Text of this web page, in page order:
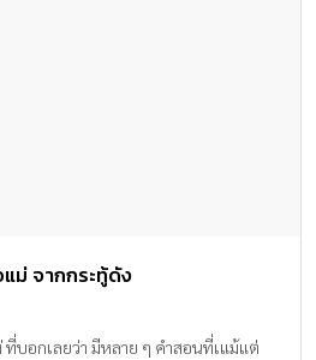
ม่ จากกระทู้ดัง
บอกเลยว่า มีหลาย ๆ คำสอนที่เแม้แต่